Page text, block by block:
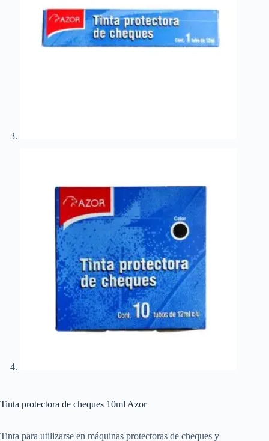
Tinta protectora de cheques 10ml Azor
Tinta para utilizarse en máquinas protectoras de cheques y